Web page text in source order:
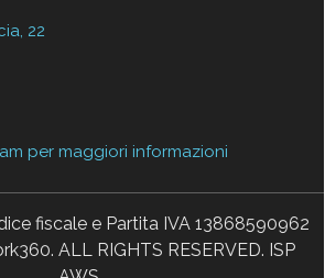
22
per maggiori informazioni
fiscale e Partita IVA 13868590962
ALL RIGHTS RESERVED. ISP